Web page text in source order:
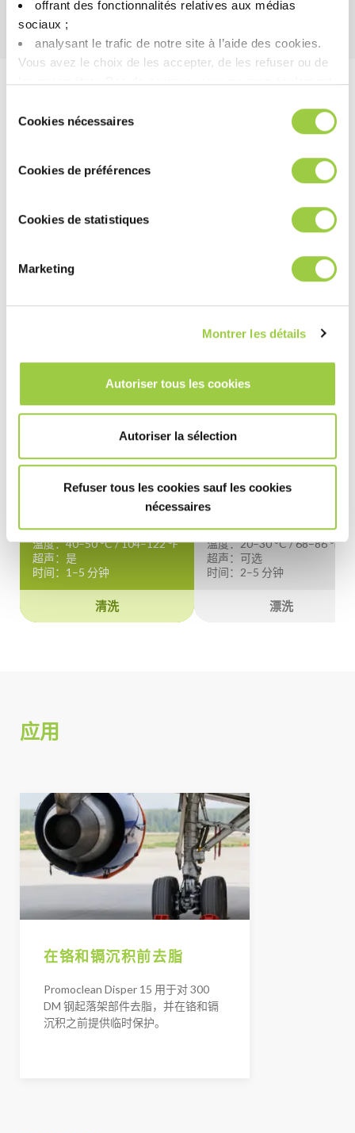
offrant des fonctionnalités relatives aux médias
sociaux ; ​
analysant le trafic de notre site à l’aide des cookies.​
Vous avez le choix de les accepter, de les refuser ou de
les paramétrer.​ Pas de panique, vous pourrez également
cookies.​ ​ ​
duCookies nécessaires
Cookies de préférences
Cookies de statistiques
Marketing
Montrer les détails
Autoriser tous les cookies
Autoriser la sélection
Refuser tous les cookies sauf les cookies
nécessaires
清洗
时间：2–5 分钟
漂洗
浸入式超声波处理
PROMOCLEAN DISPER 15
浓度：1–5 %（DI 去离子水 /
自来水）
温度：40–50 °C / 104–122 °F
超声：是
时间：1–5 分钟
清洗
DI 去离子水 或 自来水
温度：20–30 °C / 68–86 °F
超声：可选
时间：2–5 分钟
漂洗
应用
在铬和镉沉积前去脂
Promoclean Disper 15 用于对 300
DM 钢起落架部件去脂，并在铬和镉
沉积之前提供临时保护。